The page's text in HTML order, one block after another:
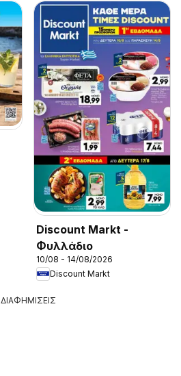
Discount Markt -
Φυλλάδιο
10/08 - 14/08/2026
Discount Markt
ΔΙΑΦΗΜΙΣΕΙΣ